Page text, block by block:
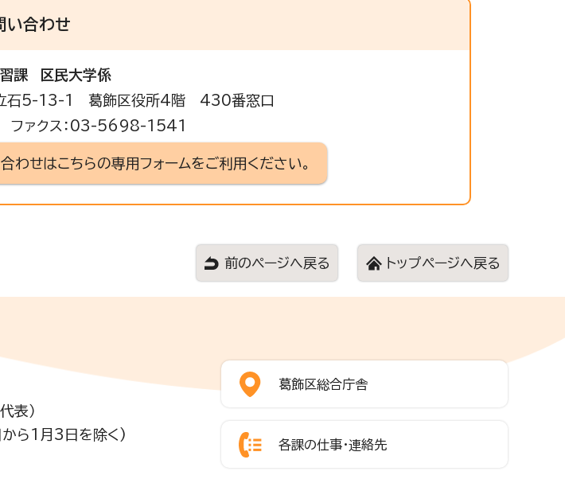
い合わせ
課
区民大学係
5-13-1 葛飾区役所4階 430番窓口
ァクス：03-5698-1541
わせはこちらの専用フォームをご利用ください。
前のページへ戻る トップページへ戻る
表）
ら1月3日を除く)
葛飾区総合庁舎
各課の仕事・連絡先